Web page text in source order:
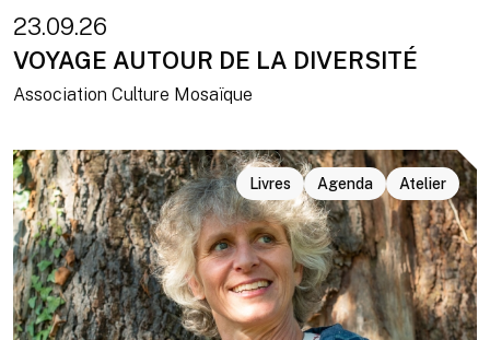
23.09.26
VOYAGE AUTOUR DE LA DIVERSITÉ
Association Culture Mosaïque
Livres Agenda Atelier